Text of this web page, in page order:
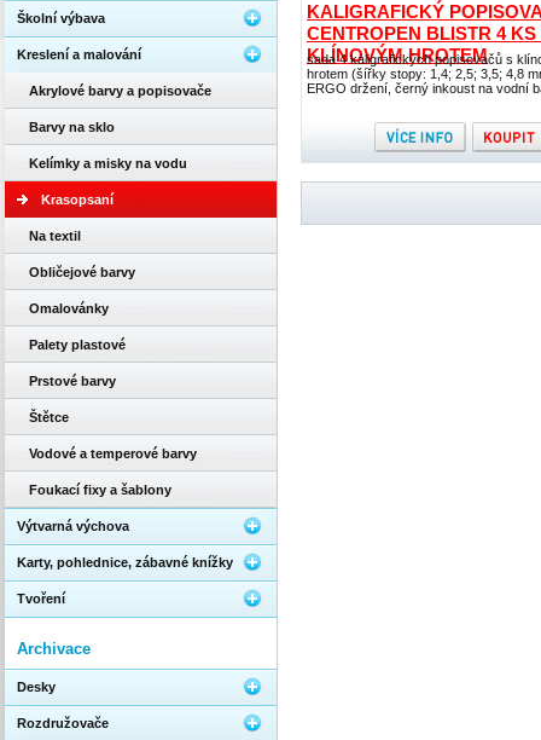
KALIGRAFICKÝ
CENTROPEN BLISTR 4 KS
KLÍNOVÝM HROTEM
sada 4 kaligrafických popisovačů s
hrotem (šířky stopy: 1,4; 2,5; 3,5; 4,8
ERGO držení, černý inkoust na vodní
Školní výbava
Kreslení a malování
Akrylové barvy a popisovače
Barvy na sklo
Kelímky a misky na vodu
Krasopsaní
Na textil
Obličejové barvy
Omalovánky
Palety plastové
Prstové barvy
Štětce
Vodové a temperové barvy
Foukací fixy a šablony
Výtvarná výchova
Karty, pohlednice, zábavné knížky
Tvoření
Archivace
Desky
Rozdružovače